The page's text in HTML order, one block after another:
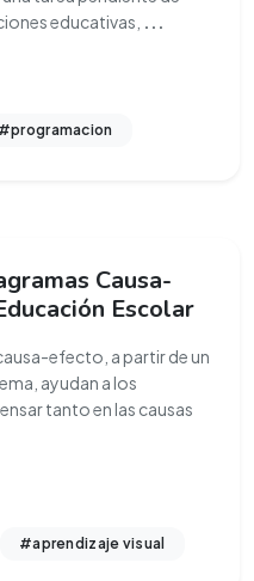
educativas, ...
#programacion
Causa-
Escolar
efecto, a partir de un
ayudan a los
tanto en las causas
#aprendizaje visual